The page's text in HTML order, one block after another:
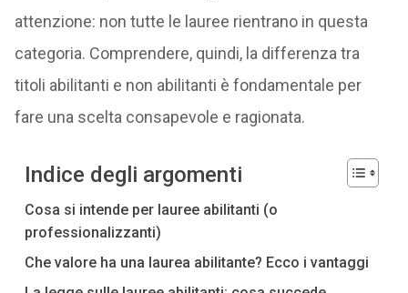
attenzione: non tutte le lauree rientrano in questa
categoria. Comprendere, quindi, la differenza tra
titoli abilitanti e non abilitanti è fondamentale per
fare una scelta consapevole e ragionata.
Indice degli argomenti
Cosa si intende per lauree abilitanti (o
professionalizzanti)
Che valore ha una laurea abilitante? Ecco i vantaggi